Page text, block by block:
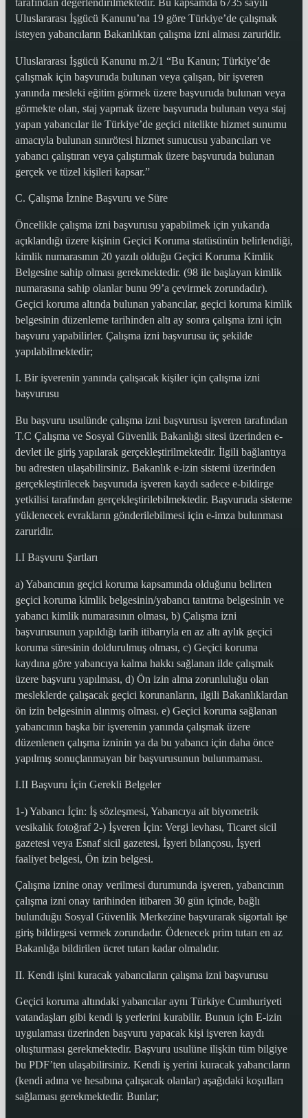
tarafından değerlendirilmektedir. Bu kapsamda 6735 sayılı
Uluslararası İşgücü Kanunu’na 19 göre Türkiye’de çalışmak
isteyen yabancıların Bakanlıktan çalışma izni alması zaruridir.
Uluslararası İşgücü Kanunu m.2/1 “Bu Kanun; Türkiye’de
çalışmak için başvuruda bulunan veya çalışan, bir işveren
yanında mesleki eğitim görmek üzere başvuruda bulunan veya
görmekte olan, staj yapmak üzere başvuruda bulunan veya staj
yapan yabancılar ile Türkiye’de geçici nitelikte hizmet sunumu
amacıyla bulunan sınırötesi hizmet sunucusu yabancıları ve
yabancı çalıştıran veya çalıştırmak üzere başvuruda bulunan
gerçek ve tüzel kişileri kapsar.”
C. Çalışma İznine Başvuru ve Süre
Öncelikle çalışma izni başvurusu yapabilmek için yukarıda
açıklandığı üzere kişinin Geçici Koruma statüsünün belirlendiği,
kimlik numarasının 20 yazılı olduğu Geçici Koruma Kimlik
Belgesine sahip olması gerekmektedir. (98 ile başlayan kimlik
numarasına sahip olanlar bunu 99’a çevirmek zorundadır).
Geçici koruma altında bulunan yabancılar, geçici koruma kimlik
belgesinin düzenleme tarihinden altı ay sonra çalışma izni için
başvuru yapabilirler. Çalışma izni başvurusu üç şekilde
yapılabilmektedir;
I. Bir işverenin yanında çalışacak kişiler için çalışma izni
başvurusu
Bu başvuru usulünde çalışma izni başvurusu işveren tarafından
T.C Çalışma ve Sosyal Güvenlik Bakanlığı sitesi üzerinden e-
devlet ile giriş yapılarak gerçekleştirilmektedir. İlgili bağlantıya
bu adresten ulaşabilirsiniz. Bakanlık e-izin sistemi üzerinden
gerçekleştirilecek başvuruda işveren kaydı sadece e-bildirge
yetkilisi tarafından gerçekleştirilebilmektedir. Başvuruda sisteme
yüklenecek evrakların gönderilebilmesi için e-imza bulunması
zaruridir.
I.I Başvuru Şartları
a) Yabancının geçici koruma kapsamında olduğunu belirten
geçici koruma kimlik belgesinin/yabancı tanıtma belgesinin ve
yabancı kimlik numarasının olması, b) Çalışma izni
başvurusunun yapıldığı tarih itibarıyla en az altı aylık geçici
koruma süresinin doldurulmuş olması, c) Geçici koruma
kaydına göre yabancıya kalma hakkı sağlanan ilde çalışmak
üzere başvuru yapılması, d) Ön izin alma zorunluluğu olan
mesleklerde çalışacak geçici korunanların, ilgili Bakanlıklardan
ön izin belgesinin alınmış olması. e) Geçici koruma sağlanan
yabancının başka bir işverenin yanında çalışmak üzere
düzenlenen çalışma izninin ya da bu yabancı için daha önce
yapılmış sonuçlanmayan bir başvurusunun bulunmaması.
I.II Başvuru İçin Gerekli Belgeler
1-) Yabancı İçin: İş sözleşmesi, Yabancıya ait biyometrik
vesikalık fotoğraf 2-) İşveren İçin: Vergi levhası, Ticaret sicil
gazetesi veya Esnaf sicil gazetesi, İşyeri bilançosu, İşyeri
faaliyet belgesi, Ön izin belgesi.
Çalışma iznine onay verilmesi durumunda işveren, yabancının
çalışma izni onay tarihinden itibaren 30 gün içinde, bağlı
bulunduğu Sosyal Güvenlik Merkezine başvurarak sigortalı işe
giriş bildirgesi vermek zorundadır. Ödenecek prim tutarı en az
Bakanlığa bildirilen ücret tutarı kadar olmalıdır.
II. Kendi işini kuracak yabancıların çalışma izni başvurusu
Geçici koruma altındaki yabancılar aynı Türkiye Cumhuriyeti
vatandaşları gibi kendi iş yerlerini kurabilir. Bunun için E-izin
uygulaması üzerinden başvuru yapacak kişi işveren kaydı
oluşturması gerekmektedir. Başvuru usulüne ilişkin tüm bilgiye
bu PDF’ten ulaşabilirsiniz. Kendi iş yerini kuracak yabancıların
(kendi adına ve hesabına çalışacak olanlar) aşağıdaki koşulları
sağlaması gerekmektedir. Bunlar;